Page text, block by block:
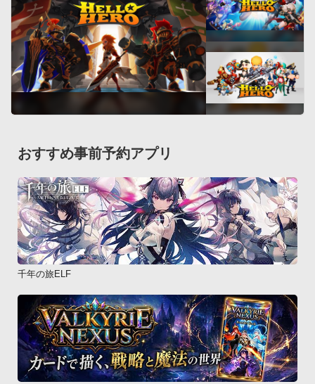
【au】KYY21動作機種以外の動作保証は致しかねます。
サポートについても対象外となります。また、端末、OSプログ
ラム等を改造された状態での問題も保障致しかねますのでご了
承ください。本アプリ動作時は、多くのメモリを使用します。
推奨機種以下のスペックでは処理落ち等、ゲームの進行に影響
する問題が発生する可能性があります。
快適にお楽しみ頂くために、予め他のアプリをタスクより終了
込みが入った場合、動作が不安定になる可能性がございます。
頂きますようお願い致します。(C)サンライズ・プロジェクトゼ
ーガ
(C)YAMASA
おすすめ事前予約アプリ
千年の旅ELF